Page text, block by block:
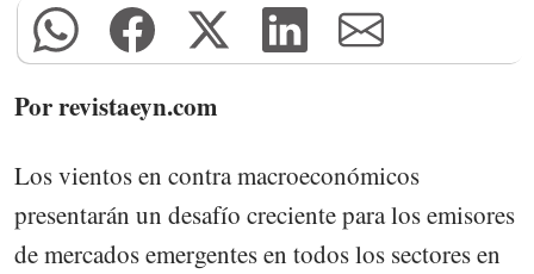
Por revistaeyn.com
Los vientos en contra macroeconómicos
presentarán un desafío creciente para los emisores
de mercados emergentes en todos los sectores en